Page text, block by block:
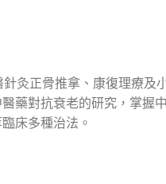
灸正骨推拿、康復理療及
藥對抗衰老的研究，掌握
床多種治法。